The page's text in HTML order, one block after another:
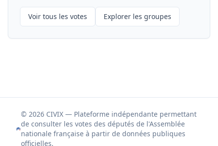
Voir tous les votes Explorer les groupes
© 2026 CIVIX — Plateforme indépendante permettant
de consulter les votes des députés de l'Assemblée
nationale française à partir de données publiques
officielles.